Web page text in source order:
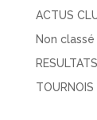
ACTUS
Non classé
TOURNOIS